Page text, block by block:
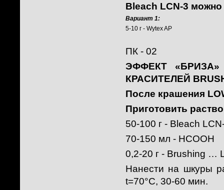
Bleach LCN-3
Вариант 1:
5-10 г - Wytex AP
ПК - 02
ЭФФЕКТ
КРАСИТЕЛЕЙ
После крашения
Приготовить
50-100 г - Bleach
70-150 мл - НСООН
0,2-20 г - Brushing …
Нанести на шкуры
t=70°С, 30-60 мин.